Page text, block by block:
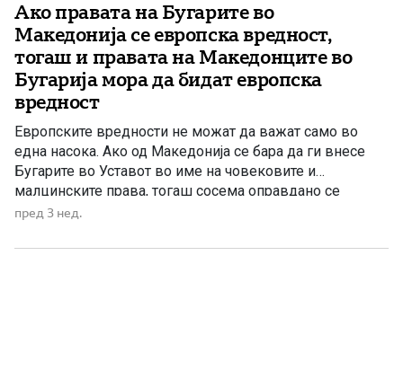
Ако правата на Бугарите во
Македонија се европска вредност,
тогаш и правата на Македонците во
Бугарија мора да бидат европска
вредност
Европските вредности не можат да важат само во
една насока. Ако од Македонија се бара да ги внесе
Бугарите во Уставот во име на човековите и
малцинските права, тогаш сосема оправдано се
поставува прашањето: зошто истите права не важат и
граѓанин може слободно да се изјаснува како Бугарин,
пред 3 нед.